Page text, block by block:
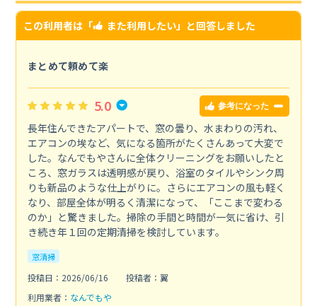
この利用者は「 また利用したい」と回答しました
まとめて頼めて楽
5.0 参考になった
長年住んできたアパートで、窓の曇り、水まわりの汚れ、
エアコンの埃など、気になる箇所がたくさんあって大変で
した。なんでもやさんに全体クリーニングをお願いしたと
ころ、窓ガラスは透明感が戻り、浴室のタイルやシンク周
りも新品のような仕上がりに。さらにエアコンの風も軽く
なり、部屋全体が明るく清潔になって、「ここまで変わる
のか」と驚きました。掃除の手間と時間が一気に省け、引
き続き年１回の定期清掃を検討しています。
窓清掃
投稿日：2026/06/16
投稿者：翼
利用業者： なんでもや